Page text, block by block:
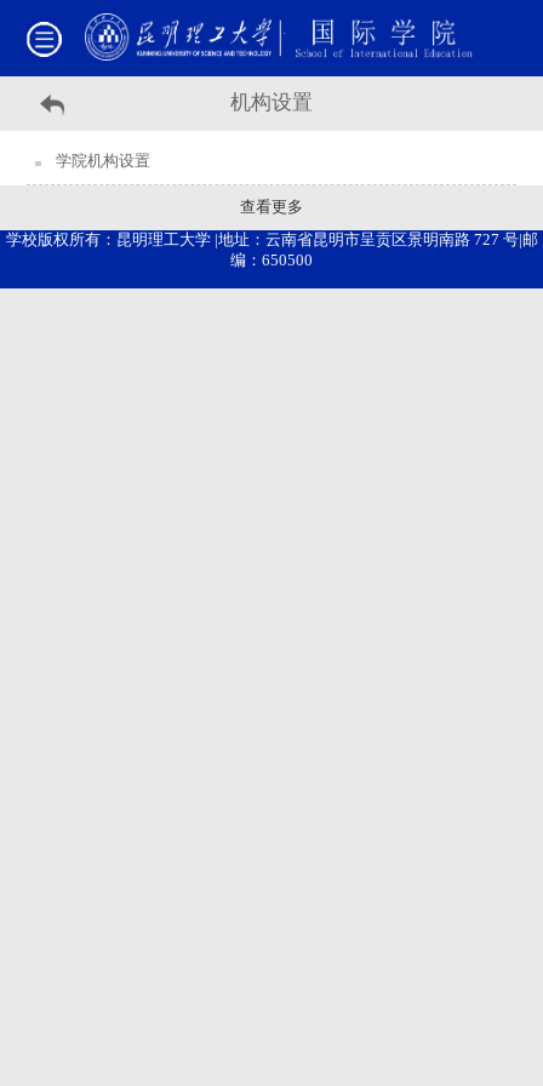
机构设置
学院机构设置
查看更多
学校版权所有：昆明理工大学 |地址：云南省昆明市呈贡区景明南路 727 号|邮
编：650500